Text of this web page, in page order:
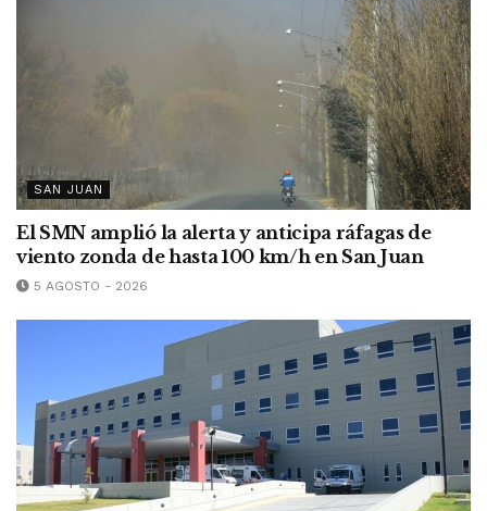
SAN JUAN
El SMN amplió la alerta y anticipa ráfagas de
viento zonda de hasta 100 km/h en San Juan
5 AGOSTO - 2026